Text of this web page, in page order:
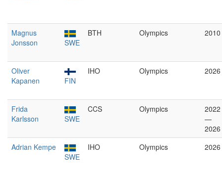
Magnus
Jonsson
SWE
BTH Olympics 2010
Oliver
Kapanen
FIN
IHO Olympics 2026
Frida
Karlsson
SWE
CCS Olympics
2022
—
2026
Adrian Kempe
SWE
IHO Olympics 2026